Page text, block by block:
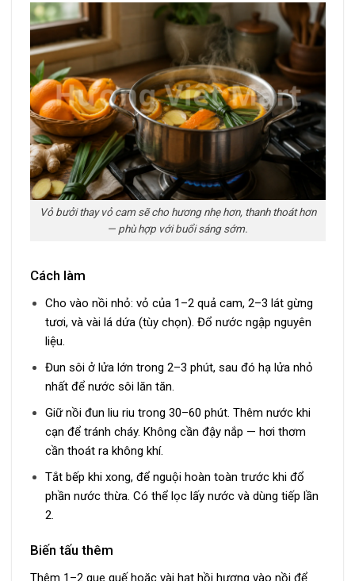
Vỏ bưởi thay vỏ cam sẽ cho hương nhẹ hơn, thanh thoát hơn
— phù hợp với buổi sáng sớm.
Cách làm
Cho vào nồi nhỏ: vỏ của 1–2 quả cam, 2–3 lát gừng
tươi, và vài lá dứa (tùy chọn). Đổ nước ngập nguyên
liệu.
Đun sôi ở lửa lớn trong 2–3 phút, sau đó hạ lửa nhỏ
nhất để nước sôi lăn tăn.
Giữ nồi đun liu riu trong 30–60 phút. Thêm nước khi
cạn để tránh cháy. Không cần đậy nắp — hơi thơm
cần thoát ra không khí.
Tắt bếp khi xong, để nguội hoàn toàn trước khi đổ
phần nước thừa. Có thể lọc lấy nước và dùng tiếp lần
2.
Biến tấu thêm
Thêm 1–2 que quế hoặc vài hạt hồi hương vào nồi để